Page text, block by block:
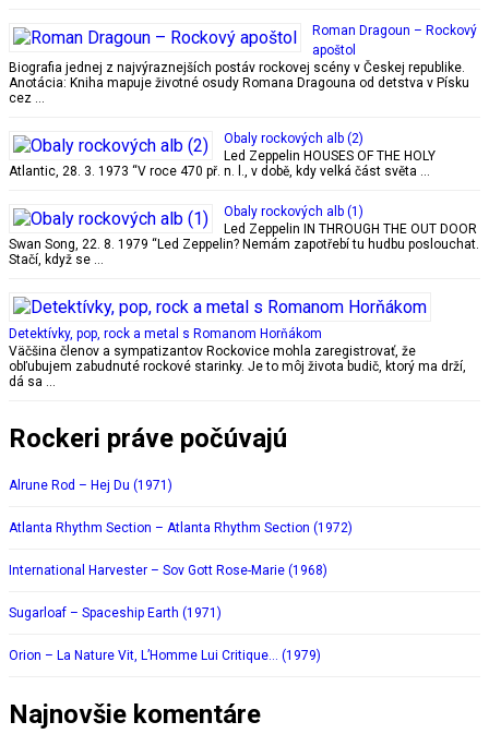
Roman Dragoun – Rockový
apoštol
Biografia jednej z najvýraznejších postáv rockovej scény v Českej republike.
Anotácia: Kniha mapuje životné osudy Romana Dragouna od detstva v Písku
cez …
Obaly rockových alb (2)
Led Zeppelin HOUSES OF THE HOLY
Atlantic, 28. 3. 1973 “V roce 470 př. n. l., v době, kdy velká část světa …
Obaly rockových alb (1)
Led Zeppelin IN THROUGH THE OUT DOOR
Swan Song, 22. 8. 1979 “Led Zeppelin? Nemám zapotřebí tu hudbu poslouchat.
Stačí, když se …
Detektívky, pop, rock a metal s Romanom Horňákom
Väčšina členov a sympatizantov Rockovice mohla zaregistrovať, že
obľubujem zabudnuté rockové starinky. Je to môj života budič, ktorý ma drží,
dá sa …
Rockeri práve počúvajú
Alrune Rod – Hej Du (1971)
Atlanta Rhythm Section – Atlanta Rhythm Section (1972)
International Harvester – Sov Gott Rose-Marie (1968)
Sugarloaf – Spaceship Earth (1971)
Orion – La Nature Vit, L’Homme Lui Critique… (1979)
Najnovšie komentáre